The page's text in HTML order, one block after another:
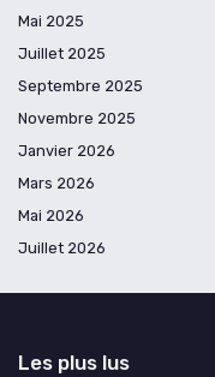
Mai 2025
Juillet 2025
Septembre 2025
Novembre 2025
Janvier 2026
Mars 2026
Mai 2026
Juillet 2026
Les plus lus